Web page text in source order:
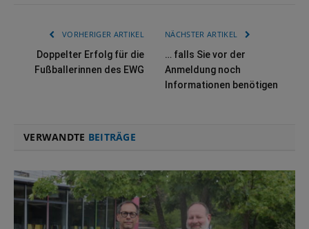
VORHERIGER ARTIKEL
Doppelter Erfolg für die
Fußballerinnen des EWG
NÄCHSTER ARTIKEL
… falls Sie vor der
Anmeldung noch
Informationen benötigen
VERWANDTE BEITRÄGE